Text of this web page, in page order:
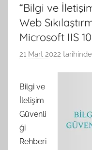
“Bilgi ve
Web
Microsoft IIS
21 Mart 2022
Bilgi ve
İletişim
Güvenli
ği
Rehberi